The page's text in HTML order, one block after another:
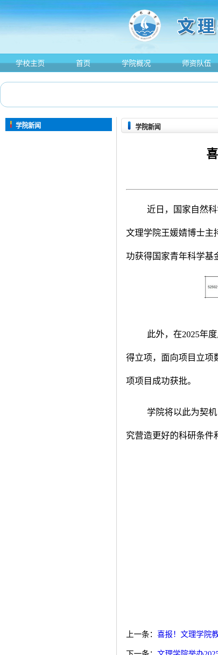
学校主页 首页 学院概况 师资队伍
学院新闻 学院新闻
近日，国家自然
文理学院王媛婧博士主
功获得国家青年科学基
此外，在2025年
得立项，面向项目立项
项项目成功获批。
学院将以此为契
究营造更好的科研条件
上一条： 喜报！文理学院